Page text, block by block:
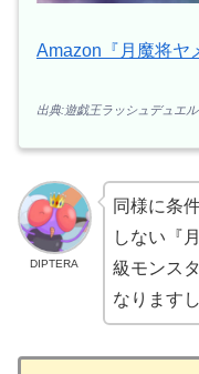
Amazon『月魔将ヤ
出典:遊戯王ラッシュデュエ
DIPTERA
同様に条
しない『
級モンス
なりますし